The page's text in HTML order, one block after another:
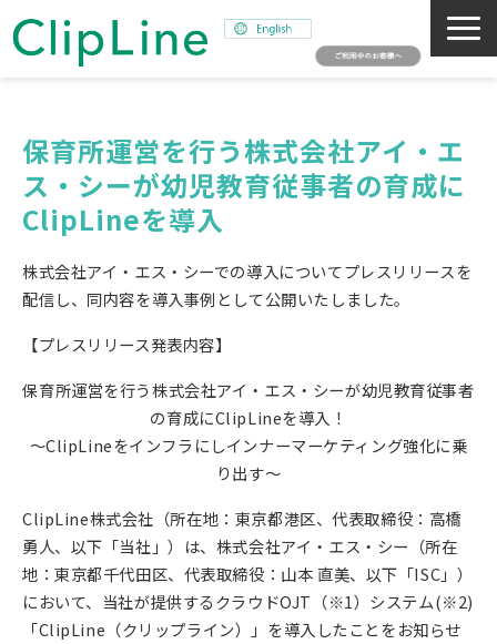
事業紹介
ミッション
採用情報
SNAPSHOT
保育所運営を行う株式会社アイ・エ
ス・シーが幼児教育従事者の育成に
ClipLineを導入
株式会社アイ・エス・シーでの導入についてプレスリリースを
配信し、同内容を導入事例として公開いたしました。
【プレスリリース発表内容】
保育所運営を行う株式会社アイ・エス・シーが幼児教育従事者
の育成にClipLineを導入！
～ClipLineをインフラにしインナーマーケティング強化に乗
り出す～
ClipLine株式会社（所在地：東京都港区、代表取締役：高橋
勇人、以下「当社」）は、株式会社アイ・エス・シー（所在
地：東京都千代田区、代表取締役：山本 直美、以下「ISC」）
において、当社が提供するクラウドOJT（※1）システム(※2)
「ClipLine（クリップライン）」を導入したことをお知らせ